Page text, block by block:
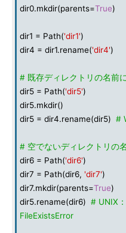
dir0.mkdir(parents=True)
dir1 = Path('dir1')
dir4 = dir1.rename('dir4')
# 既存ディレクトリの名前
dir5 = Path('dir5')
dir5.mkdir()
dir5 = dir4.rename(dir5) #
# 空でないディレクトリの
dir6 = Path('dir6')
dir7 = Path(dir6, 'dir7')
dir7.mkdir(parents=True)
dir5.rename(dir6) # UNIX
FileExistsError